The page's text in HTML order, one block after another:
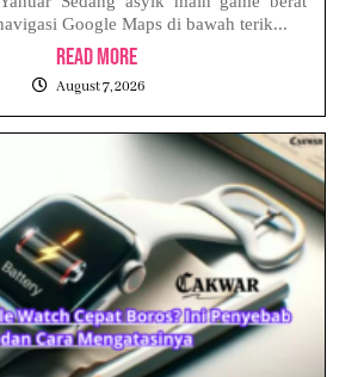
Google Maps di bawah terik...
Read More
August 7, 2026